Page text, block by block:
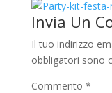
Invia Un
Il tuo indirizzo
obbligatori sono
Commento *